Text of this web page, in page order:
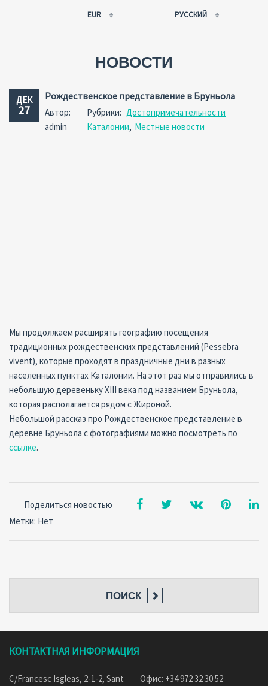
EUR
RUB
CNY
РУССКИЙ
ESPAÑOL
НОВОСТИ
ДЕК
27
Рождественское представление в Бруньола
Автор:
admin
Рубрики: Достопримечательности
Каталонии, Местные новости
Мы продолжаем расширять географию посещения
традиционных рождественских представлений (Pessebra
vivent), которые проходят в праздничные дни в разных
населенных пунктах Каталонии. На этот раз мы отправились в
небольшую деревеньку XIII века под названием Бруньола,
которая располагается рядом с Жироной.
Небольшой рассказ про Рождественское представление в
деревне Бруньола с фотографиями можно посмотреть по
ссылке.
Поделиться новостью
Метки: Нет
ПОИСК
КОНТАКТНАЯ ИНФОРМАЦИЯ
C/Francesc Isgleas, 2-1-2, Sant
Офис: +34 972 32 30 52